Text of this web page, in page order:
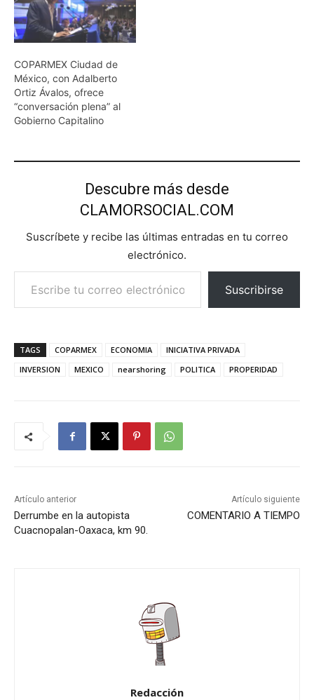
COPARMEX Ciudad de
México, con Adalberto
Ortiz Ávalos, ofrece
“conversación plena” al
Gobierno Capitalino
Descubre más desde
CLAMORSOCIAL.COM
Suscríbete y recibe las últimas entradas en tu correo
electrónico.
Escribe tu correo electrónico…
Suscribirse
TAGS COPARMEX ECONOMIA
INICIATIVA PRIVADA
INVERSION
MEXICO nearshoring POLITICA PROPERIDAD
Artículo anterior
Derrumbe en la autopista
Cuacnopalan-Oaxaca, km 90.
Artículo siguiente
COMENTARIO A TIEMPO
Redacción